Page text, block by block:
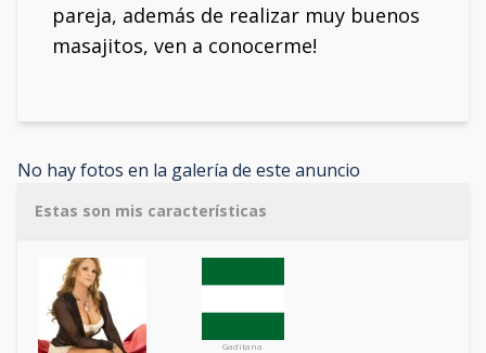
pareja, además de realizar muy buenos
masajitos, ven a conocerme!
No hay fotos en la galería de este anuncio
Estas son mis características
Gaditana